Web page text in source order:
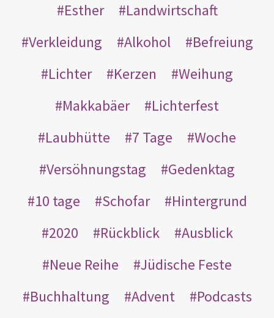
Esther
Landwirtschaft
Verkleidung
Alkohol
Befreiung
Lichter
Kerzen
Weihung
Makkabäer
Lichterfest
Laubhütte
7 Tage
Woche
Versöhnungstag
Gedenktag
10 tage
Schofar
Hintergrund
2020
Rückblick
Ausblick
Neue Reihe
Jüdische Feste
Buchhaltung
Advent
Podcasts